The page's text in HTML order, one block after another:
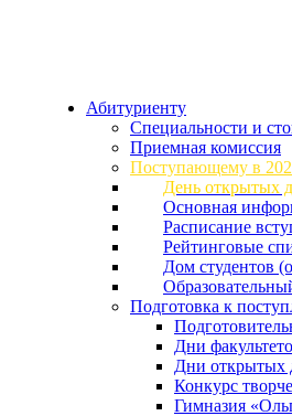
Абитуриенту
Специальности и
Приемная комиссия
Поступающему в
День открытых
Основная
Расписание
Рейтинговые
Дом студентов
Подготовка к
Дни
Дни открытых
Конкурс
Гимназия